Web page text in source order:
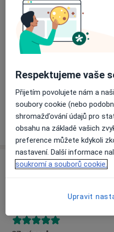
Dostupnost
Na této adrese online
Co mám v takové situaci
Způsoby platby
Detaily
Názory
Přidejte
Respektujeme vaše
Přijetím povolujete nám a
soubory cookie (nebo
shromažďování údajů pro
obsahu na základě vašich
preference můžete kdykoli
nastavení. Další informace
soukromí a souborů cookie.
Upravit